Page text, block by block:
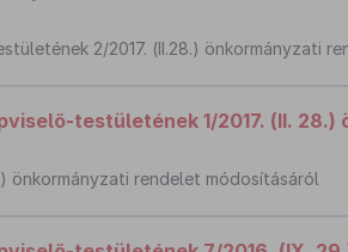
2/2017. (II.28.) önkormányzati
testületének 1/2017. (II.
önkormányzati rendelet módosításáról